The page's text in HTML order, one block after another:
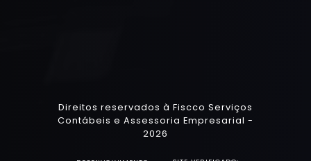
Direitos reservados à Fiscco Serviços
Contábeis e Assessoria Empresarial -
2026